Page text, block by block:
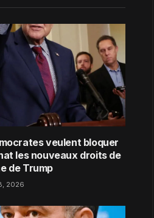
veulent bloquer
les nouveaux droits de
de Trump
2026